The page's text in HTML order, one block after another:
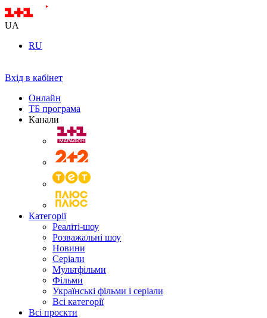
UA
RU
Вхід в кабінет
Онлайн
ТБ програма
Канали
Категорії
Реаліті-шоу
Розважальні шоу
Новини
Серіали
Мультфільми
Фільми
Українські фільми і серіали
Всі категорії
Всі проєкти